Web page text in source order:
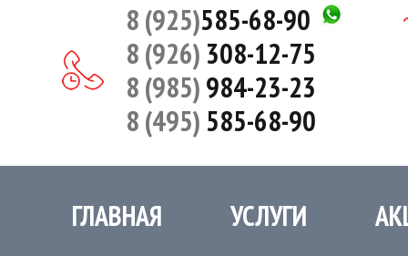
8 (925)585-68-90
8 (926) 308-12-75
8 (985)984-23-23
8 (495)585-68-90
ГЛАВНАЯ УСЛУГИ